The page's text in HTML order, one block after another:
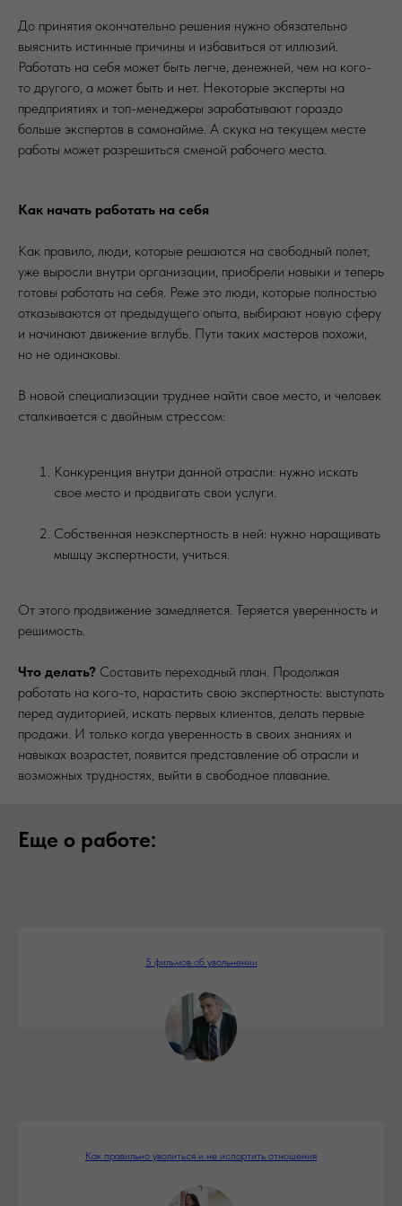
До принятия окончательно решения нужно обязательно
выяснить истинные причины и избавиться от иллюзий.
Работать на себя может быть легче, денежней, чем на кого-
то другого, а может быть и нет. Некоторые эксперты на
предприятиях и топ-менеджеры зарабатывают гораздо
больше экспертов в самонайме. А скука на текущем месте
работы может разрешиться сменой рабочего места.
Как начать работать на себя
Как правило, люди, которые решаются на свободный полет,
уже выросли внутри организации, приобрели навыки и теперь
готовы работать на себя. Реже это люди, которые полностью
отказываются от предыдущего опыта, выбирают новую сферу
и начинают движение вглубь. Пути таких мастеров похожи,
но не одинаковы.
В новой специализации труднее найти свое место, и человек
сталкивается с двойным стрессом:
Конкуренция внутри данной отрасли: нужно искать
свое место и продвигать свои услуги.
Собственная неэкспертность в ней: нужно наращивать
мышцу экспертности, учиться.
От этого продвижение замедляется. Теряется уверенность и
решимость.
Что делать? Составить переходный план. Продолжая
работать на кого-то, нарастить свою экспертность: выступать
перед аудиторией, искать первых клиентов, делать первые
продажи. И только когда уверенность в своих знаниях и
навыках возрастет, появится представление об отрасли и
возможных трудностях, выйти в свободное плавание.
Еще о работе:
5 фильмов об увольнении
Как правильно уволиться и не испортить отношения